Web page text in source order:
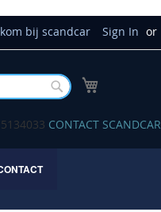
bij scandcar Sign In
CONTACT SCANDCAR